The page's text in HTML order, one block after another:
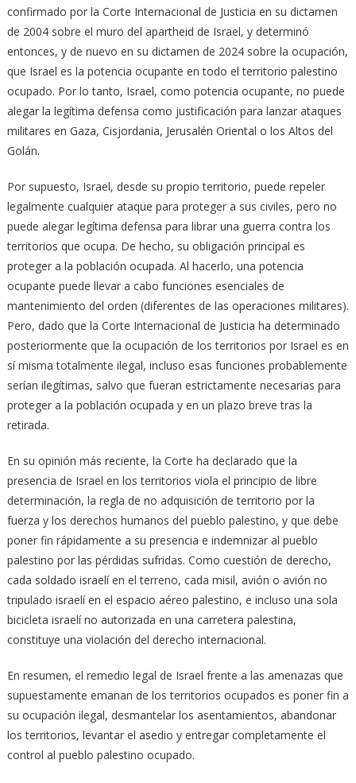
confirmado por la Corte Internacional de Justicia en su dictamen
de 2004 sobre el muro del apartheid de Israel, y determinó
entonces, y de nuevo en su dictamen de 2024 sobre la ocupación,
que Israel es la potencia ocupante en todo el territorio palestino
ocupado. Por lo tanto, Israel, como potencia ocupante, no puede
alegar la legítima defensa como justificación para lanzar ataques
militares en Gaza, Cisjordania, Jerusalén Oriental o los Altos del
Golán.
Por supuesto, Israel, desde su propio territorio, puede repeler
legalmente cualquier ataque para proteger a sus civiles, pero no
puede alegar legítima defensa para librar una guerra contra los
territorios que ocupa. De hecho, su obligación principal es
proteger a la población ocupada. Al hacerlo, una potencia
ocupante puede llevar a cabo funciones esenciales de
mantenimiento del orden (diferentes de las operaciones militares).
Pero, dado que la Corte Internacional de Justicia ha determinado
posteriormente que la ocupación de los territorios por Israel es en
sí misma totalmente ilegal, incluso esas funciones probablemente
serían ilegítimas, salvo que fueran estrictamente necesarias para
proteger a la población ocupada y en un plazo breve tras la
retirada.
En su opinión más reciente, la Corte ha declarado que la
presencia de Israel en los territorios viola el principio de libre
determinación, la regla de no adquisición de territorio por la
fuerza y ​​los derechos humanos del pueblo palestino, y que debe
poner fin rápidamente a su presencia e indemnizar al pueblo
palestino por las pérdidas sufridas. Como cuestión de derecho,
cada soldado israelí en el terreno, cada misil, avión o avión no
tripulado israelí en el espacio aéreo palestino, e incluso una sola
bicicleta israelí no autorizada en una carretera palestina,
constituye una violación del derecho internacional.
En resumen, el remedio legal de Israel frente a las amenazas que
supuestamente emanan de los territorios ocupados es poner fin a
su ocupación ilegal, desmantelar los asentamientos, abandonar
los territorios, levantar el asedio y entregar completamente el
control al pueblo palestino ocupado.